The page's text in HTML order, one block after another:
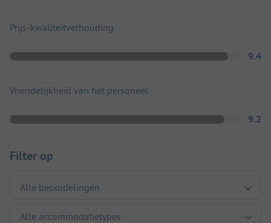
Prijs-kwaliteitverhouding
9.4
Vriendelijkheid van het personeel
9.2
Filter op